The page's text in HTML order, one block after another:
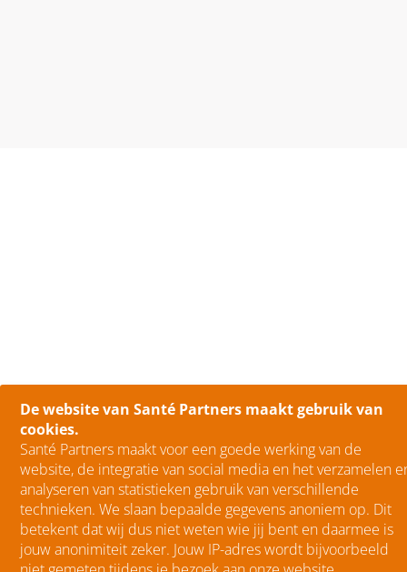
De website van Santé Partners maakt gebruik van
cookies.
Santé Partners maakt voor een goede werking van de
website, de integratie van social media en het verzamelen
analyseren van statistieken gebruik van verschillende
technieken. We slaan bepaalde gegevens anoniem op. Dit
betekent dat wij dus niet weten wie jij bent en daarmee is
jouw anonimiteit zeker. Jouw IP-adres wordt bijvoorbeeld